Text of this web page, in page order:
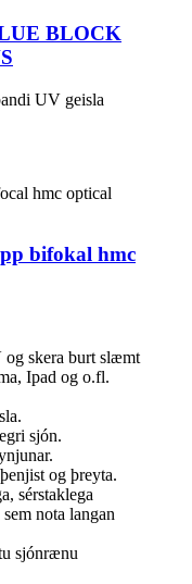
BLOCK
UV geisla
bifokal hmc
skera burt slæmt
Ipad og o.fl.
sjón.
og þreyta.
sérstaklega
nota langan
sjónrænu